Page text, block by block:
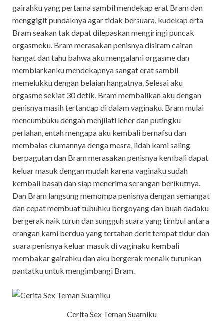
gairahku yang pertama sambil mendekap erat Bram dan
menggigit pundaknya agar tidak bersuara, kudekap erta
Bram seakan tak dapat dilepaskan mengiringi puncak
orgasmeku. Bram merasakan penisnya disiram cairan
hangat dan tahu bahwa aku mengalami orgasme dan
membiarkanku mendekapnya sangat erat sambil
memelukku dengan belaian hangatnya. Selesai aku
orgasme sekiat 30 detik, Bram membalikan aku dengan
penisnya masih tertancap di dalam vaginaku. Bram mulai
mencumbuku dengan menjilati leher dan putingku
perlahan, entah mengapa aku kembali bernafsu dan
membalas ciumannya denga mesra, lidah kami saling
berpagutan dan Bram merasakan penisnya kembali dapat
keluar masuk dengan mudah karena vaginaku sudah
kembali basah dan siap menerima serangan berikutnya.
Dan Bram langsung memompa penisnya dengan semangat
dan cepat membuat tubuhku bergoyang dan buah dadaku
bergerak naik turun dan sungguh suara yang timbul antara
erangan kami berdua yang tertahan derit tempat tidur dan
suara penisnya keluar masuk di vaginaku kembali
membakar gairahku dan aku bergerak menaik turunkan
pantatku untuk mengimbangi Bram.
Cerita Sex Teman Suamiku